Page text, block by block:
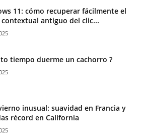
11: cómo recuperar fácilmente el
contextual antiguo del clic...
tiempo duerme un cachorro ?
inusual: suavidad en Francia y
récord en California